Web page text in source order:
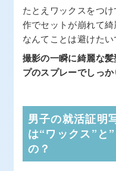
たとえワックスをつ
作でセットが崩れて綺
なんてことは避けたい
撮影の一瞬に綺麗な
プのスプレーでしっ
男子の就活証明
は“ワックス”と
の？